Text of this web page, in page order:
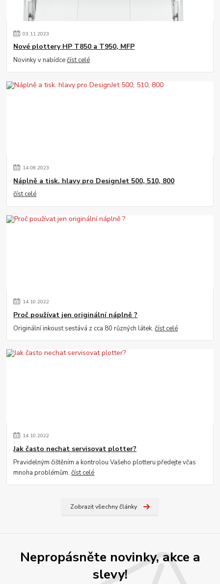
03.11.2023
Nové plottery HP T850 a T950, MFP
Novinky v nabídcečíst celé
14.08.2023
Náplně a tisk. hlavy pro DesignJet 500, 510, 800
číst celé
14.10.2022
Proč používat jen originální náplně ?
Originální inkoust sestává z cca 80 různých látek.číst celé
14.10.2022
Jak často nechat servisovat plotter?
Pravidelným čištěním a kontrolou Vašeho plotteru předejte včas
mnoha problémům.číst celé
Zobrazit všechny články
Nepropásněte novinky, akce a
slevy!